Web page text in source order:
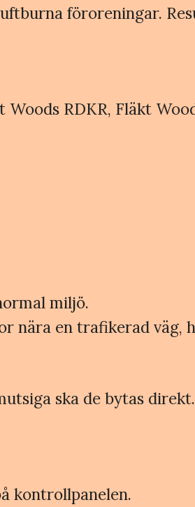
föroreningar.
RDKR, Fläkt
miljö.
nära en trafikerad väg,
ska de bytas
kontrollpanelen.